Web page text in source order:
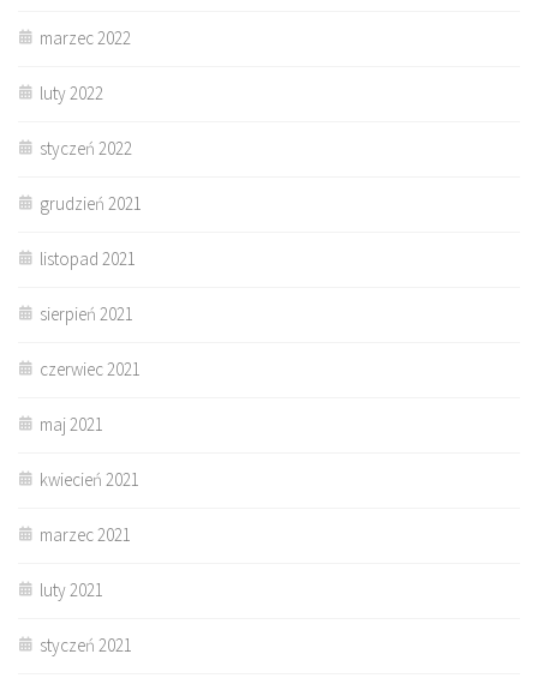
marzec 2022
luty 2022
styczeń 2022
grudzień 2021
listopad 2021
sierpień 2021
czerwiec 2021
maj 2021
kwiecień 2021
marzec 2021
luty 2021
styczeń 2021